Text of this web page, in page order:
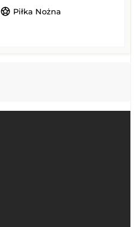
sports_soccer Piłka Nożna